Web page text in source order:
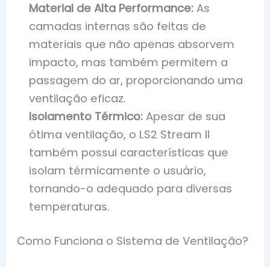
Material de Alta Performance: As
camadas internas são feitas de
materiais que não apenas absorvem
impacto, mas também permitem a
passagem do ar, proporcionando uma
ventilação eficaz.
Isolamento Térmico: Apesar de sua
ótima ventilação, o LS2 Stream II
também possui características que
isolam térmicamente o usuário,
tornando-o adequado para diversas
temperaturas.
Como Funciona o Sistema de Ventilação?